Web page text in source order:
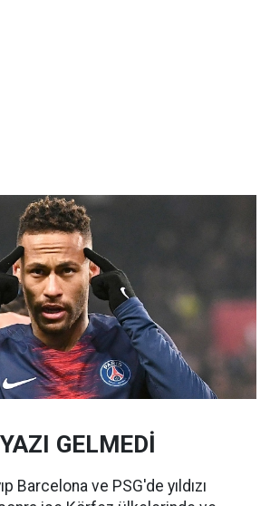
GELMEDİ
Barcelona ve PSG'de yıldızı